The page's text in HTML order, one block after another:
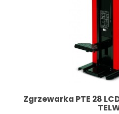
Zgrzewarka PTE 28